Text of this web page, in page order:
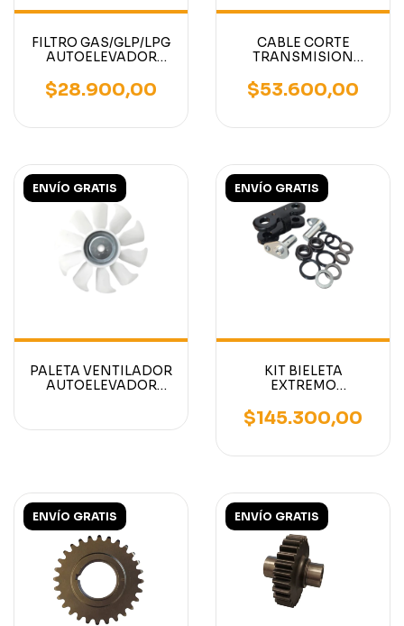
FILTRO GAS/GLP/LPG
AUTOELEVADOR
CATERPILLAR
MOTOR K21
$28.900,00
CABLE CORTE
TRANSMISION
DESEMBRAGUE
AUTOELEVADOR
CATERPILLAR
$53.600,00
ENVÍO GRATIS
PALETA VENTILADOR
AUTOELEVADOR
ENVÍO GRATIS
KIT BIELETA
EXTREMO
MITSUBISHI/
AMBOS PERNOS
$145.300,00
ENVÍO GRATIS ENVÍO GRATIS